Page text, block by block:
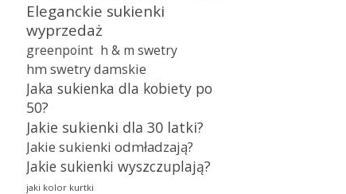
Eleganckie sukienki
wyprzedaż
greenpoint h & m swetry
hm swetry damskie
Jaka sukienka dla kobiety po
50?
Jakie sukienki dla 30 latki?
Jakie sukienki odmładzają?
Jakie sukienki wyszczuplają?
jaki kolor kurtki